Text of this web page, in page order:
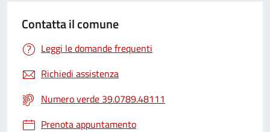
Contatta il comune
Leggi le domande frequenti
Richiedi assistenza
Numero verde 39.0789.48111
Prenota appuntamento